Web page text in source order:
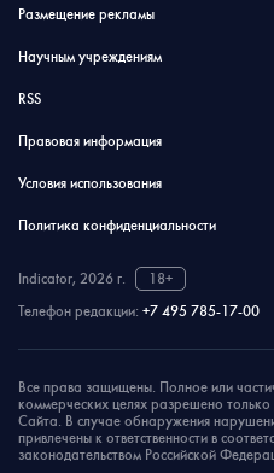
Размещение рекламы
Научным учреждениям
RSS
Правовая информация
Условия использования
Политика конфиденциальности
Indicator, 2026 г.
18+
Телефон редакции: +7 495 785-17-00
Все права защищены. Полное или
коммерческих целях разрешено
Сайта. В случае обнаружения
привлечены к ответственности в
законодательством Российской